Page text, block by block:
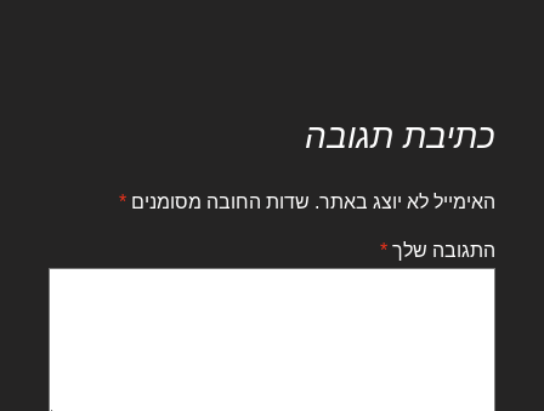
כתיבת תגובה
האימייל לא יוצג באתר. שדות החובה מסומנים *
התגובה שלך *